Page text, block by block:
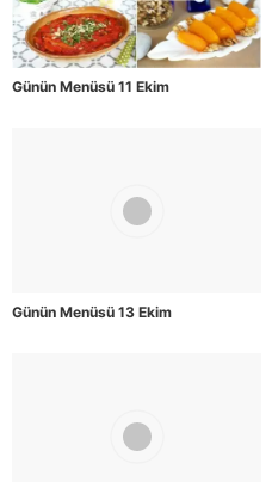
Günün Menüsü 11 Ekim
Günün Menüsü 13 Ekim